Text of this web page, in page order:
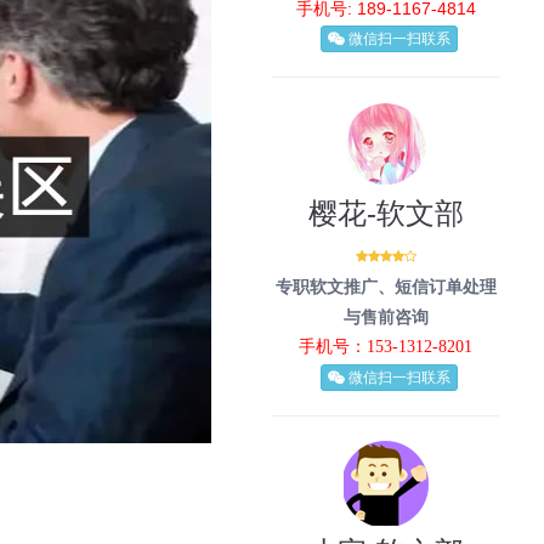
手机号: 189-1167-4814
微信扫一扫联系
樱花-软文部
专职软文推广、短信订单处理
与售前咨询
手机号：153-1312-8201
微信扫一扫联系